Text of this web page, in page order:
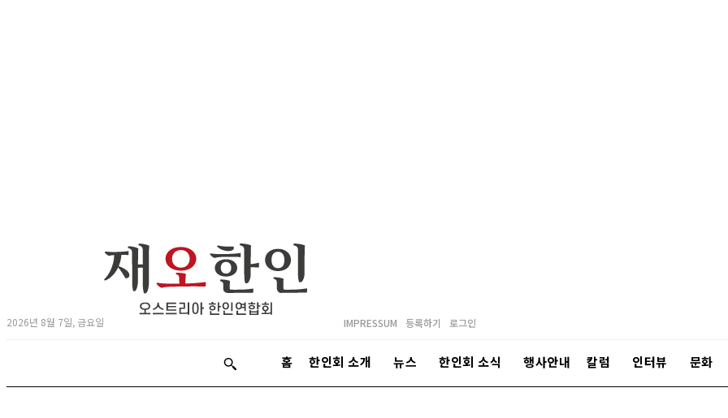
2026년 8월 7일, 금요일 IMPRESSUM 등록하기 로그인
홈 한인회 소개 뉴스 한인회 소식 행사안내 칼럼 인터뷰 문화